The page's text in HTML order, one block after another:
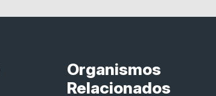
Organismos
Relacionados